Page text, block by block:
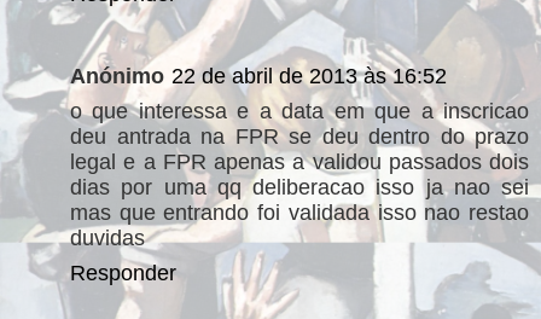
Anónimo 22 de abril de 2013 às 16:52
o que interessa e a data em que a inscricao
deu antrada na FPR se deu dentro do prazo
legal e a FPR apenas a validou passados dois
dias por uma qq deliberacao isso ja nao sei
mas que entrando foi validada isso nao restao
duvidas
Responder